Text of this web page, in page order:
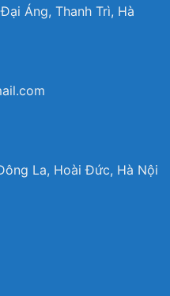
Áng, Thanh Trì, Hà
La, Hoài Đức, Hà Nội